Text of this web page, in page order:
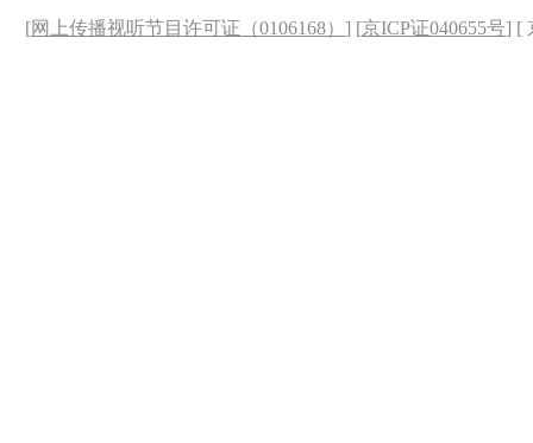
[网上传播视听节目许可证（0106168） ] [京ICP证040655号] [